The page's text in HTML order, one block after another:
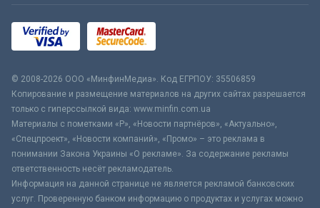
© 2008-2026 ООО «МинфинМедиа». Код ЕГРПОУ: 35506859
Копирование и размещение материалов на других сайтах разрешается
только с гиперссылкой вида: www.minfin.com.ua
Материалы с пометками «Р», «Новости партнёров», «Актуально»,
«Спецпроект», «Новости компаний», «Промо» – это реклама в
понимании Закона Украины «О рекламе». За содержание рекламы
ответственность несёт рекламодатель.
Информация на данной странице не является рекламой банковских
услуг. Проверенную банком информацию о продуктах и услугах можно